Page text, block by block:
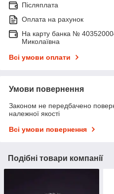
Післяплата
Оплата на рахунок
На карту банка №
Миколаївна
Всі умови оплати
Умови повернення
Законом не передбачено
належної якості
Всі умови повернення
Подібні товари компанії